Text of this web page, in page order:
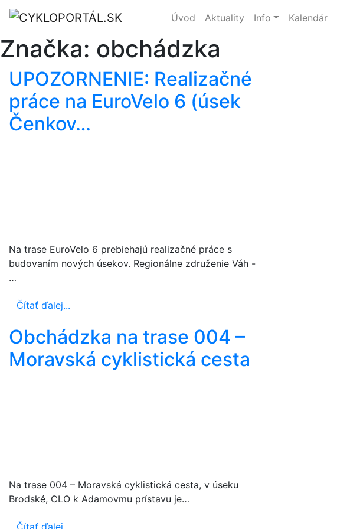
Úvod Aktuality Info Kalendár
Značka: obchádzka
UPOZORNENIE: Realizačné
práce na EuroVelo 6 (úsek
Čenkov…
Na trase EuroVelo 6 prebiehajú realizačné práce s
budovaním nových úsekov. Regionálne združenie Váh -
…
Čítať ďalej...
Obchádzka na trase 004 –
Moravská cyklistická cesta
Na trase 004 – Moravská cyklistická cesta, v úseku
Brodské, CLO k Adamovmu prístavu je…
Čítať ďalej...